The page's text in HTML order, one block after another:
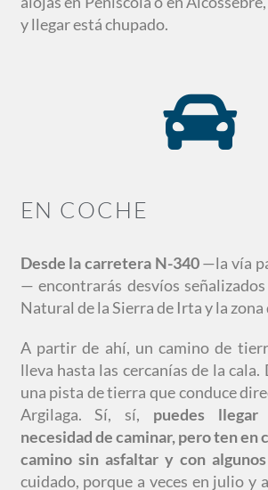
y llegar está chupado.
EN COCHE
Desde la carretera N-340—la vía
— encontrarás desvíos
Natural de la Sierra de Irta y la zona
A partir de ahí, un camino de
lleva hasta las cercanías de la cala.
una pista de tierra que conduce
Argilaga. Sí, sí, puedes
necesidad de caminar, pero ten en
camino sin asfaltar y con
cuidado, porque a veces en julio y